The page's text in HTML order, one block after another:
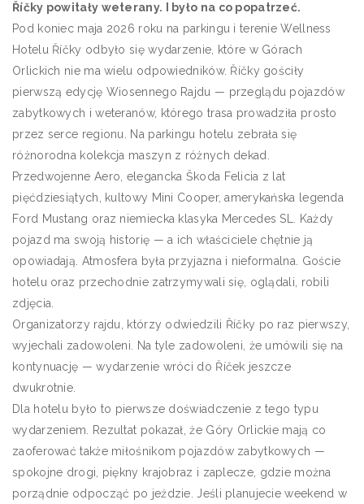
Říčky powitały weterany. I było na co popatrzeć.
Pod koniec maja 2026 roku na parkingu i terenie Wellness
Hotelu Říčky odbyło się wydarzenie, które w Górach
Orlickich nie ma wielu odpowiedników. Říčky gościły
pierwszą edycję Wiosennego Rajdu — przeglądu pojazdów
zabytkowych i weteranów, którego trasa prowadziła prosto
przez serce regionu. Na parkingu hotelu zebrała się
różnorodna kolekcja maszyn z różnych dekad.
Przedwojenne Aero, elegancka Škoda Felicia z lat
pięćdziesiątych, kultowy Mini Cooper, amerykańska legenda
Ford Mustang oraz niemiecka klasyka Mercedes SL. Każdy
pojazd ma swoją historię — a ich właściciele chętnie ją
opowiadają. Atmosfera była przyjazna i nieformalna. Goście
hotelu oraz przechodnie zatrzymywali się, oglądali, robili
zdjęcia.
Organizatorzy rajdu, którzy odwiedzili Říčky po raz pierwszy,
wyjechali zadowoleni. Na tyle zadowoleni, że umówili się na
kontynuację — wydarzenie wróci do Říček jeszcze
dwukrotnie.
Dla hotelu było to pierwsze doświadczenie z tego typu
wydarzeniem. Rezultat pokazał, że Góry Orlickie mają co
zaoferować także miłośnikom pojazdów zabytkowych —
spokojne drogi, piękny krajobraz i zaplecze, gdzie można
porządnie odpocząć po jeździe. Jeśli planujecie weekend w